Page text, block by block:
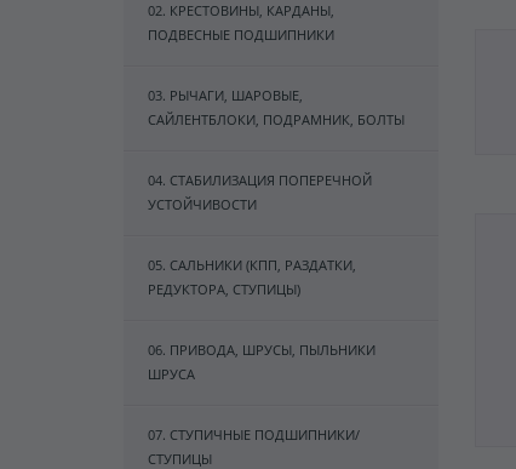
02. КРЕСТОВИНЫ, КАРДАНЫ,
ПОДВЕСНЫЕ ПОДШИПНИКИ
03. РЫЧАГИ, ШАРОВЫЕ,
САЙЛЕНТБЛОКИ, ПОДРАМНИК, БОЛТЫ
04. СТАБИЛИЗАЦИЯ ПОПЕРЕЧНОЙ
УСТОЙЧИВОСТИ
05. САЛЬНИКИ (КПП, РАЗДАТКИ,
РЕДУКТОРА, СТУПИЦЫ)
06. ПРИВОДА, ШРУСЫ, ПЫЛЬНИКИ
ШРУСА
07. СТУПИЧНЫЕ ПОДШИПНИКИ/
СТУПИЦЫ